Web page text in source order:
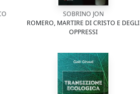
SOBRINO JON
ROMERO, MARTIRE DI CRISTO E DEGLI
OPPRESSI